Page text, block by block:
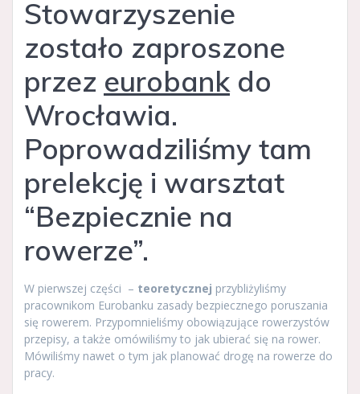
Stowarzyszenie
zostało zaproszone
przez eurobankdo
Wrocławia.
Poprowadziliśmy tam
prelekcję i warsztat
“Bezpiecznie na
rowerze”.
W pierwszej części – teoretycznej przybliżyliśmy
pracownikom Eurobanku zasady bezpiecznego poruszania
się rowerem. Przypomnieliśmy obowiązujące rowerzystów
przepisy, a także omówiliśmy to jak ubierać się na rower.
Mówiliśmy nawet o tym jak planować drogę na rowerze do
pracy.